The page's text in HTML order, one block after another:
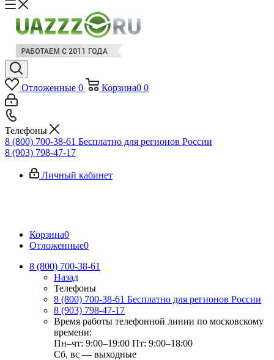
Отложенные 0 Корзина0 0
Телефоны
8 (800) 700-38-61 Бесплатно для регионов России
8 (903) 798-47-17
Личный кабинет
Корзина0
Отложенные0
8 (800) 700-38-61
Назад
Телефоны
8 (800) 700-38-61 Бесплатно для регионов России
8 (903) 798-47-17
Время работы телефонной линии по московскому
времени:
Пн–чт: 9:00–19:00 Пт: 9:00–18:00
Сб, вс — выходные